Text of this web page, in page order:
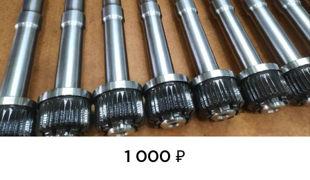
1 000 ₽